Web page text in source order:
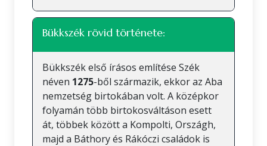
Bükkszék rövid története:
Bükkszék első írásos említése Szék
néven 1275-ből származik, ekkor az Aba
nemzetség birtokában volt. A középkor
folyamán több birtokosváltáson esett
át, többek között a Kompolti, Országh,
majd a Báthory és Rákóczi családok is